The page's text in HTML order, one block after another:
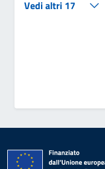
Vedi altri 17